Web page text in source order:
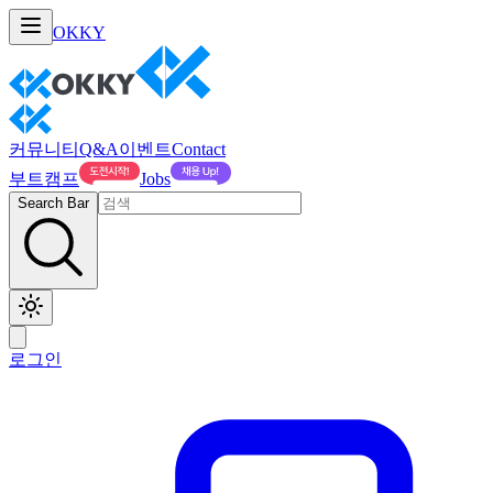
OKKY
커뮤니티 Q&A이벤트Contact
부트캠프
Jobs
Search Bar
로그인